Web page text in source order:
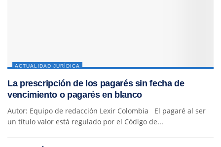
ACTUALIDAD JURÍDICA
La prescripción de los pagarés sin fecha de
vencimiento o pagarés en blanco
Autor: Equipo de redacción Lexir Colombia El pagaré al ser
un título valor está regulado por el Código de...